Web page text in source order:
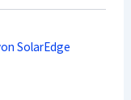
SolarEdge